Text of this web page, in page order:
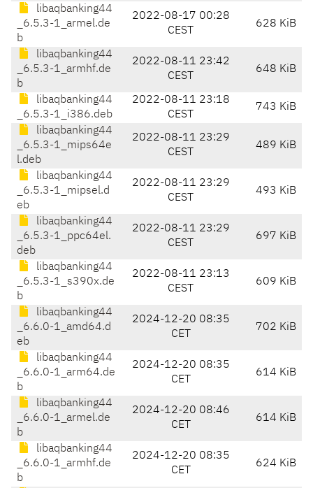
libaqbanking44
_6.5.3-1_armel.de
b
2022-08-17 00:28
CEST
628 KiB
libaqbanking44
_6.5.3-1_armhf.de
b
2022-08-11 23:42
CEST
648 KiB
libaqbanking44
_6.5.3-1_i386.deb
2022-08-11 23:18
CEST
743 KiB
libaqbanking44
_6.5.3-1_mips64e
l.deb
2022-08-11 23:29
CEST
489 KiB
libaqbanking44
_6.5.3-1_mipsel.d
eb
2022-08-11 23:29
CEST
493 KiB
libaqbanking44
_6.5.3-1_ppc64el.
deb
2022-08-11 23:29
CEST
697 KiB
libaqbanking44
_6.5.3-1_s390x.de
b
2022-08-11 23:13
CEST
609 KiB
libaqbanking44
_6.6.0-1_amd64.d
eb
2024-12-20 08:35
CET
702 KiB
libaqbanking44
_6.6.0-1_arm64.de
b
2024-12-20 08:35
CET
614 KiB
libaqbanking44
_6.6.0-1_armel.de
b
2024-12-20 08:46
CET
614 KiB
libaqbanking44
_6.6.0-1_armhf.de
b
2024-12-20 08:35
CET
624 KiB